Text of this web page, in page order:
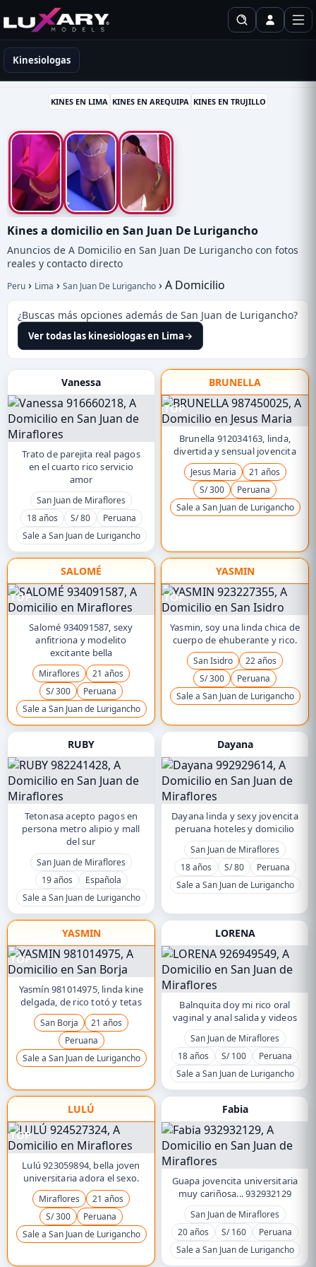
Kinesiólogas en Perú
Kinesiologas
KINES EN LIMA KINES EN AREQUIPA KINES EN TRUJILLO
Kines a domicilio en San Juan De Lurigancho
Anuncios de A Domicilio en San Juan De Lurigancho con fotos
reales y contacto directo
Peru › Lima › San Juan De Lurigancho ›A Domicilio
¿Buscas más opciones además de San Juan de Lurigancho?
Ver todas las kinesiologas en Lima→
Vanessa
Trato de parejita real pagos
en el cuarto rico servicio
amor
San Juan de Miraflores
18 años
S/ 80
Peruana
Sale a San Juan de Lurigancho
BRUNELLA
TOP
Brunella 912034163, linda,
divertida y sensual jovencita
Jesus Maria
21 años
S/ 300
Peruana
Sale a San Juan de Lurigancho
SALOMÉ
TOP
Salomé 934091587, sexy
anfitriona y modelito
excitante bella
Miraflores
21 años
S/ 300
Peruana
Sale a San Juan de Lurigancho
YASMIN
TOP
Yasmin, soy una linda chica de
cuerpo de ehuberante y rico.
San Isidro
22 años
S/ 300
Peruana
Sale a San Juan de Lurigancho
RUBY
Tetonasa acepto pagos en
persona metro alipio y mall
del sur
San Juan de Miraflores
19 años
Española
Sale a San Juan de Lurigancho
Dayana
Dayana linda y sexy jovencita
peruana hoteles y domicilio
San Juan de Miraflores
18 años
S/ 80
Peruana
Sale a San Juan de Lurigancho
YASMIN
TOP
Yasmín 981014975, linda kine
delgada, de rico totó y tetas
San Borja
21 años
Peruana
Sale a San Juan de Lurigancho
LORENA
Balnquita doy mi rico oral
vaginal y anal salida y videos
San Juan de Miraflores
18 años
S/ 100
Peruana
Sale a San Juan de Lurigancho
LULÚ
TOP
Lulú 923059894, bella joven
universitaria adora el sexo.
Miraflores
21 años
S/ 300
Peruana
Sale a San Juan de Lurigancho
Fabia
Guapa jovencita universitaria
muy cariñosa... 932932129
San Juan de Miraflores
20 años
S/ 160
Peruana
Sale a San Juan de Lurigancho